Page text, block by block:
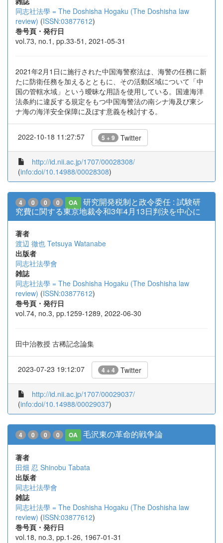
同志社法學 = The Doshisha Hogaku (The Doshisha law
review) (ISSN:03877612)
巻号頁・発行日
vol.73, no.1, pp.33-51, 2021-05-31
2021年2月1日に施行された中国海警察法は、海警の任務に新
たに防衛任務を加えるとともに、その活動区域について「中
国の管轄水域」という曖昧な用語を使用している。国連海洋
法条約に違反する規定をもつ中国海警法の南シナ海及び東シ
ナ海の海洋安全保障に及ぼす意義を検討する。
2022-10-18 11:27:57 5 + 9 Twitter
http://id.nii.ac.jp/1707/00028308/
(info:doi/10.14988/00028308)
4 0 0 0 OA
研究開発税制と政令委任 : 試験研
究費に関する東京地裁令和3年4月13日判決を中心に
著者
渡辺 徹也 Tetsuya Watanabe
出版者
同志社法學會
雑誌
同志社法學 = The Doshisha Hogaku (The Doshisha law
review) (ISSN:03877612)
巻号頁・発行日
vol.74, no.3, pp.1259-1289, 2022-06-30
田中治教授 古稀記念論集
2023-07-23 19:12:07 4 + 4 Twitter
http://id.nii.ac.jp/1707/00029037/
(info:doi/10.14988/00029037)
4 0 0 0 OA 毛沢東の革命的戦争論
著者
田畑 忍 Shinobu Tabata
出版者
同志社法學會
雑誌
同志社法學 = The Doshisha Hogaku (The Doshisha law
review) (ISSN:03877612)
巻号頁・発行日
vol.18, no.3, pp.1-26, 1967-01-31